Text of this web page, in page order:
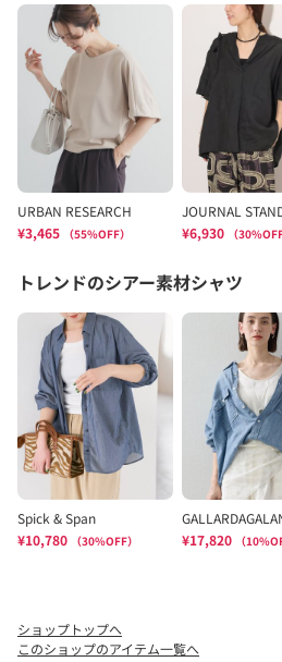
ショップトップへ
このショップのアイテム一覧へ